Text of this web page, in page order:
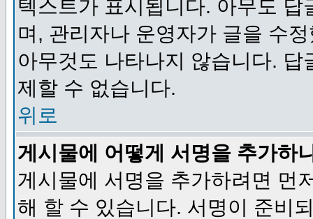
텍스트가 표시됩니다. 아무도
며, 관리자나 운영자가 글을 수
아무것도 나타나지 않습니다.
제할 수 없습니다.
위로
게시물에 어떻게 서명을 추가하
게시물에 서명을 추가하려면 먼
해 할 수 있습니다. 서명이 준비